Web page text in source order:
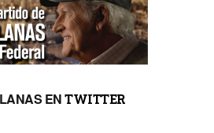
ENTWITTER